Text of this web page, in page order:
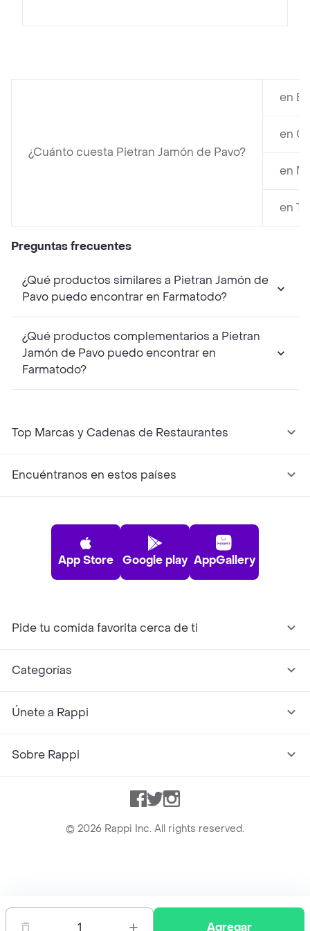
1 Agregar
¿Cuánto cuesta Pietran Jamón de Pavo?
en
en
en
en
Preguntas frecuentes
¿Qué productos similares a Pietran Jamón de
Pavo puedo encontrar en Farmatodo?
¿Qué productos complementarios a Pietran
Jamón de Pavo puedo encontrar en
Farmatodo?
Top Marcas y Cadenas de Restaurantes
Encuéntranos en estos países
App Store Google play AppGallery
Pide tu comida favorita cerca de ti
Categorías
Únete a Rappi
Sobre Rappi
Facebook
TwitterInstagram
© 2026 Rappi Inc. All rights reserved.